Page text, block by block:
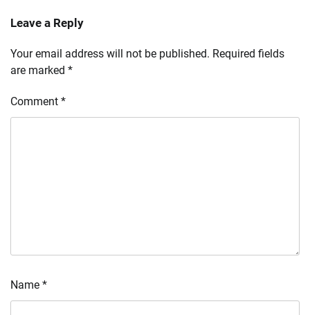
Leave a Reply
Your email address will not be published. Required fields
are marked *
Comment *
Name *